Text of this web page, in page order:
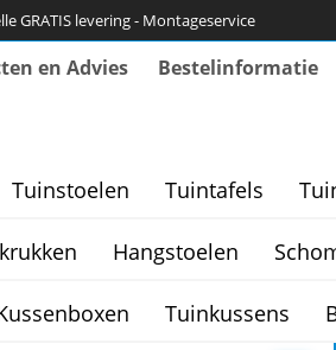
GRATIS levering - Montageservice
en Advies Bestelinformatie
Tuinstoelen Tuintafels
Hangstoelen
Tuinkussens